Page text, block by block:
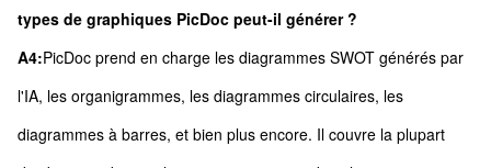
types de graphiques PicDoc peut-il générer ?
A4:PicDoc prend en charge les diagrammes SWOT générés par
l'IA, les organigrammes, les diagrammes circulaires, les
diagrammes à barres, et bien plus encore. Il couvre la plupart